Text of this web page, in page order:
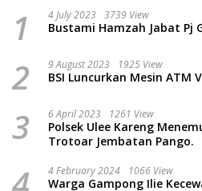
1 4 July 2023 3739 View
Bustami Hamzah Jabat Pj
2 9 August 2023 1925 View
BSI Luncurkan Mesin ATM
3 6 April 2023 1261 View
Polsek Ulee Kareng
Trotoar Jembatan Pango.
4 February 2024 1066 View
Warga Gampong Ilie